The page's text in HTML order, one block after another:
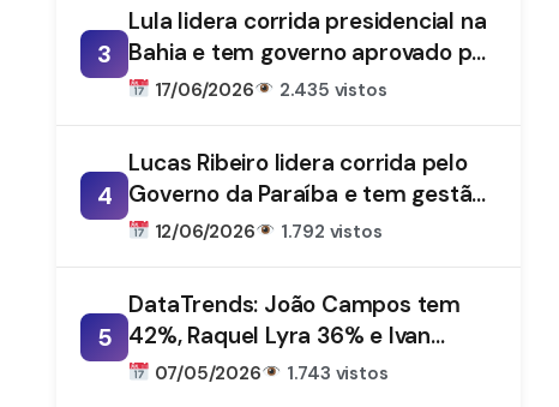
3
Lula lidera corrida presidencial na
Bahia e tem governo aprovado por
61%, aponta DataTrends
17/06/2026 2.435 vistos
4
Lucas Ribeiro lidera corrida pelo
Governo da Paraíba e tem gestão
aprovada por 66%, aponta
12/06/2026 1.792 vistos
5
DataTrends: João Campos tem
42%, Raquel Lyra 36% e Ivan
Moraes 1%
07/05/2026 1.743 vistos